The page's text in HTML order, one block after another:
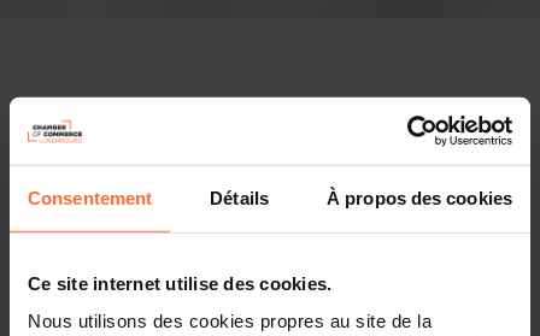
Consentement Détails À propos des cookies
Ce site internet utilise des cookies.
Nous utilisons des cookies propres au site de la
Opinions & legislation
Practical info
2 project texts